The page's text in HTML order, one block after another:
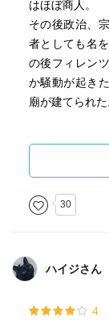
はほぼ商人。
その後政治、
者としても名
の後フィレン
か騒動が起き
廟が建てられた
トスカーナ語
ラテン語から
く明晰な言葉
動の発端とな
ローマ教皇治
ことで古いギ
30
ハイジさん
4